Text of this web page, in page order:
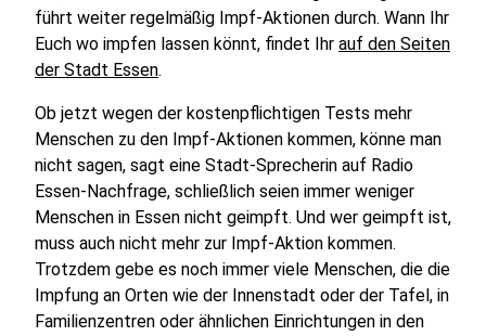
führt weiter regelmäßig Impf-Aktionen durch. Wann Ihr
Euch wo impfen lassen könnt, findet Ihr auf den Seiten
der Stadt Essen.
Ob jetzt wegen der kostenpflichtigen Tests mehr
Menschen zu den Impf-Aktionen kommen, könne man
nicht sagen, sagt eine Stadt-Sprecherin auf Radio
Essen-Nachfrage, schließlich seien immer weniger
Menschen in Essen nicht geimpft. Und wer geimpft ist,
muss auch nicht mehr zur Impf-Aktion kommen.
Trotzdem gebe es noch immer viele Menschen, die die
Impfung an Orten wie der Innenstadt oder der Tafel, in
Familienzentren oder ähnlichen Einrichtungen in den